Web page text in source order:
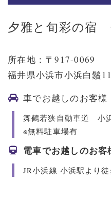
夕雅と旬彩の宿
所在地：〒917-0069
福井県小浜市小浜白鬚
車でお越しのお客様
舞鶴若狭自動車道 小
※無料駐車場有
電車でお越しのお客
JR小浜線 小浜駅より